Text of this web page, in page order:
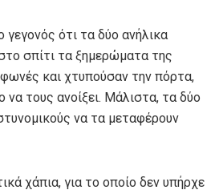
γεγονός ότι τα δύο ανήλικα
σπίτι τα ξημερώματα της
και χτυπούσαν την πόρτα,
τους ανοίξει. Μάλιστα, τα δύο
να τα μεταφέρουν
χάπια, για το οποίο δεν υπήρχε